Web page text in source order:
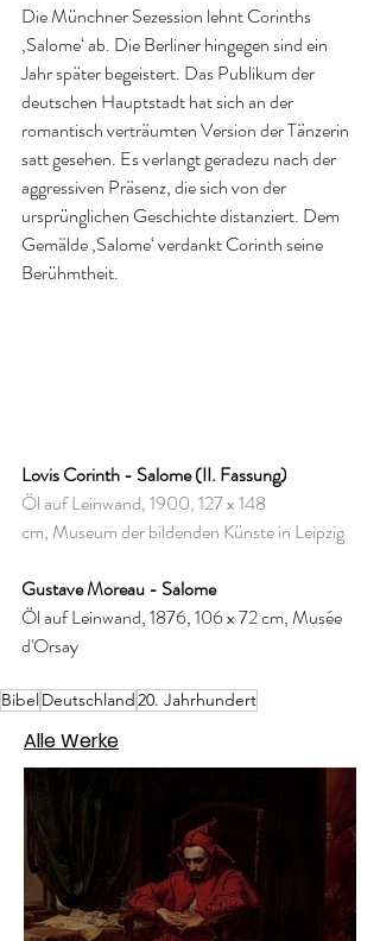
Die Münchner Sezession lehnt Corinths
‚Salome‘ ab. Die Berliner hingegen sind ein
Jahr später begeistert. Das Publikum der
deutschen Hauptstadt hat sich an der
romantisch verträumten Version der Tänzerin
satt gesehen. Es verlangt geradezu nach der
aggressiven Präsenz, die sich von der
ursprünglichen Geschichte distanziert. Dem
Gemälde ‚Salome‘ verdankt Corinth seine
Berühmtheit.
Lovis Corinth - Salome (II. Fassung)
Öl auf Leinwand, 1900, 127 x 148
cm, Museum der bildenden Künste in Leipzig
Gustave Moreau - Salome
Öl auf Leinwand, 1876, 106 x 72 cm, Musée
d'Orsay
Bibel Deutschland 20. Jahrhundert
Alle Werke